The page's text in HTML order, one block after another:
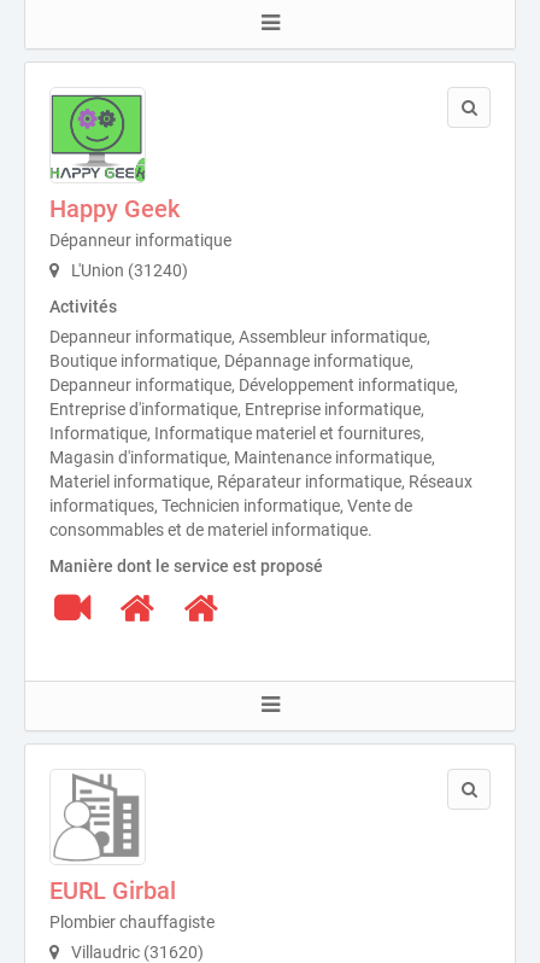
Happy Geek
Dépanneur informatique
L'Union (31240)
Activités
Depanneur informatique, Assembleur informatique,
Boutique informatique, Dépannage informatique,
Depanneur informatique, Développement informatique,
Entreprise d'informatique, Entreprise informatique,
Informatique, Informatique materiel et fournitures,
Magasin d'informatique, Maintenance informatique,
Materiel informatique, Réparateur informatique, Réseaux
informatiques, Technicien informatique, Vente de
consommables et de materiel informatique.
Manière dont le service est proposé
EURL Girbal
Plombier chauffagiste
Villaudric (31620)